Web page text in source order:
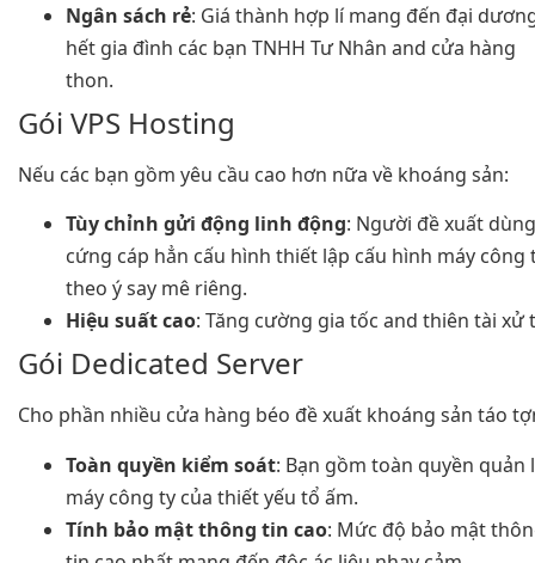
Ngân sách rẻ: Giá thành hợp lí mang đến đại
hết gia đình các bạn TNHH Tư Nhân and cửa hàng
thon.
Gói VPS Hosting
Nếu các bạn gồm yêu cầu cao hơn nữa về khoáng sản:
Tùy chỉnh gửi động linh động: Người đề xuất dùng
cứng cáp hẳn cấu hình thiết lập cấu hình máy công
theo ý say mê riêng.
Hiệu suất cao: Tăng cường gia tốc and thiên tài xử
Gói Dedicated Server
Cho phần nhiều cửa hàng béo đề xuất khoáng sản táo
Toàn quyền kiểm soát: Bạn gồm toàn quyền quản
máy công ty của thiết yếu tổ ấm.
Tính bảo mật thông tin cao: Mức độ bảo mật